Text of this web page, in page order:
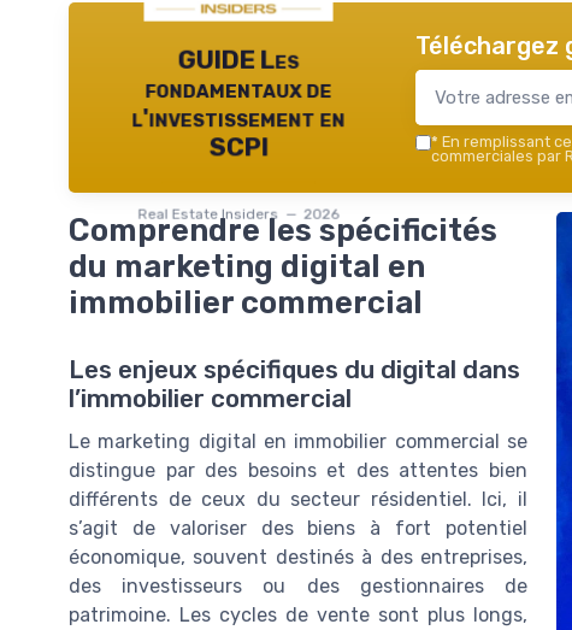
GUIDE Les
fondamentaux de
l'investissement en
SCPI
Real Estate Insiders — 2026
* En remplissant
commerciales par
Comprendre les spécificités
du marketing digital en
immobilier commercial
Les enjeux spécifiques du digital dans
l’immobilier commercial
Le marketing digital en immobilier commercial se
distingue par des besoins et des attentes bien
différents de ceux du secteur résidentiel. Ici, il
s’agit de valoriser des biens à fort potentiel
économique, souvent destinés à des entreprises,
des investisseurs ou des gestionnaires de
patrimoine. Les cycles de vente sont plus longs,